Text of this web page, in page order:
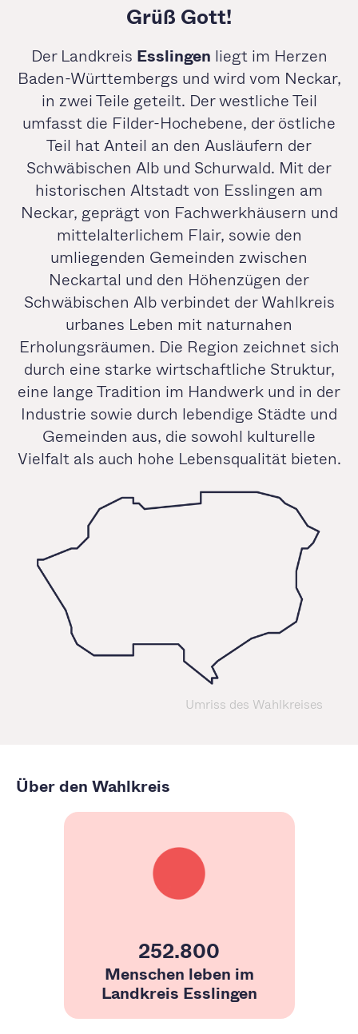
Grüß Gott!
Der Landkreis Esslingen liegt im Herzen
Baden-Württembergs und wird vom Neckar,
in zwei Teile geteilt. Der westliche Teil
umfasst die Filder-Hochebene, der östliche
Teil hat Anteil an den Ausläufern der
Schwäbischen Alb und Schurwald. Mit der
historischen Altstadt von Esslingen am
Neckar, geprägt von Fachwerkhäusern und
mittelalterlichem Flair, sowie den
umliegenden Gemeinden zwischen
Neckartal und den Höhenzügen der
Schwäbischen Alb verbindet der Wahlkreis
urbanes Leben mit naturnahen
Erholungsräumen. Die Region zeichnet sich
durch eine starke wirtschaftliche Struktur,
eine lange Tradition im Handwerk und in der
Industrie sowie durch lebendige Städte und
Gemeinden aus, die sowohl kulturelle
Vielfalt als auch hohe Lebensqualität bieten.
Umriss des Wahlkreises
Über den Wahlkreis
252.800
Menschen leben im
Landkreis Esslingen